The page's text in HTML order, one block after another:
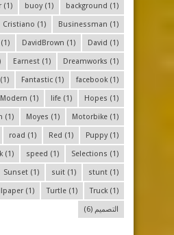
background (1)
buoy(1)
(1)
Businessman (1)
Cristiano (1)
David (1)
DavidBrown (1)
(1)
Dreamworks (1)
Earnest (1)
facebook (1)
Fantastic (1)
(1)
Hopes (1)
life (1)
Modern (1)
Motorbike (1)
Moyes (1)
(1)
Puppy(1)
Red (1)
road (1)
Selections (1)
speed (1)
(1)
stunt (1)
suit (1)
Sunset (1)
Truck (1)
Turtle (1)
(1)
التصميم (6)